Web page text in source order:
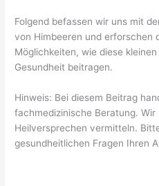
Folgend befassen wir uns mit
von Himbeeren und erforschen
Möglichkeiten, wie diese
Gesundheit beitragen.
Hinweis: Bei diesem Beitrag
fachmedizinische Beratung. Wir
Heilversprechen vermitteln.
gesundheitlichen Fragen Ihren